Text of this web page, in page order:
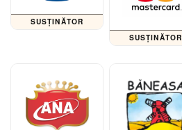
SUSȚINĂTOR
SUSȚINĂTOR